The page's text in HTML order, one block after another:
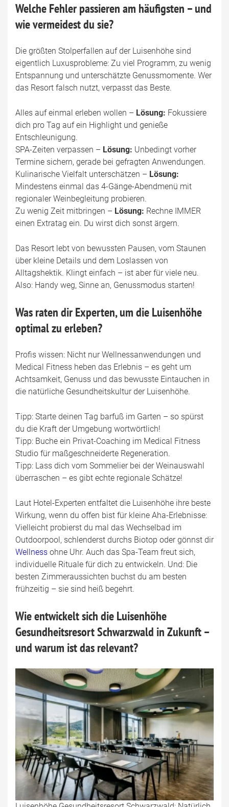
Welche Fehler passieren am häufigsten – und
wie vermeidest du sie?
Die größten Stolperfallen auf der Luisenhöhe sind
eigentlich Luxusprobleme: Zu viel Programm, zu wenig
Entspannung und unterschätzte Genussmomente. Wer
das Resort falsch nutzt, verpasst das Beste.
Alles auf einmal erleben wollen – Lösung: Fokussiere
dich pro Tag auf ein Highlight und genieße
Entschleunigung.
SPA-Zeiten verpassen – Lösung: Unbedingt vorher
Termine sichern, gerade bei gefragten Anwendungen.
Kulinarische Vielfalt unterschätzen – Lösung:
Mindestens einmal das 4-Gänge-Abendmenü mit
regionaler Weinbegleitung probieren.
Zu wenig Zeit mitbringen – Lösung: Rechne IMMER
einen Extratag ein. Du wirst dich sonst ärgern.
Das Resort lebt von bewussten Pausen, vom Staunen
über kleine Details und dem Loslassen von
Alltagshektik. Klingt einfach – ist aber für viele neu.
Also: Handy weg, Sinne an, Genussmodus starten!
Was raten dir Experten, um die Luisenhöhe
optimal zu erleben?
Profis wissen: Nicht nur Wellnessanwendungen und
Medical Fitness heben das Erlebnis – es geht um
Achtsamkeit, Genuss und das bewusste Eintauchen in
die natürliche Gesundheitskultur der Luisenhöhe.
Tipp: Starte deinen Tag barfuß im Garten – so spürst
du die Kraft der Umgebung wortwörtlich!
Tipp: Buche ein Privat-Coaching im Medical Fitness
Studio für maßgeschneiderte Regeneration.
Tipp: Lass dich vom Sommelier bei der Weinauswahl
überraschen – es gibt echte regionale Schätze!
Laut Hotel-Experten entfaltet die Luisenhöhe ihre beste
Wirkung, wenn du offen bist für kleine Aha-Erlebnisse:
Vielleicht probierst du mal das Wechselbad im
Outdoorpool, schlenderst durchs Biotop oder gönnst dir
Wellness ohne Uhr. Auch das Spa-Team freut sich,
individuelle Rituale für dich zu entwickeln. Und: Die
besten Zimmeraussichten buchst du am besten
frühzeitig – sie sind heiß begehrt.
Wie entwickelt sich die Luisenhöhe
Gesundheitsresort Schwarzwald in Zukunft –
und warum ist das relevant?